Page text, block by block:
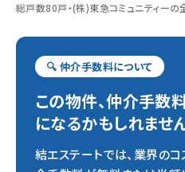
総戸数80戸・(株)東急コミュニティー
🔍 仲介手数料について
この物件、仲介手数
になるかもしれませ
結エステートでは、業界の